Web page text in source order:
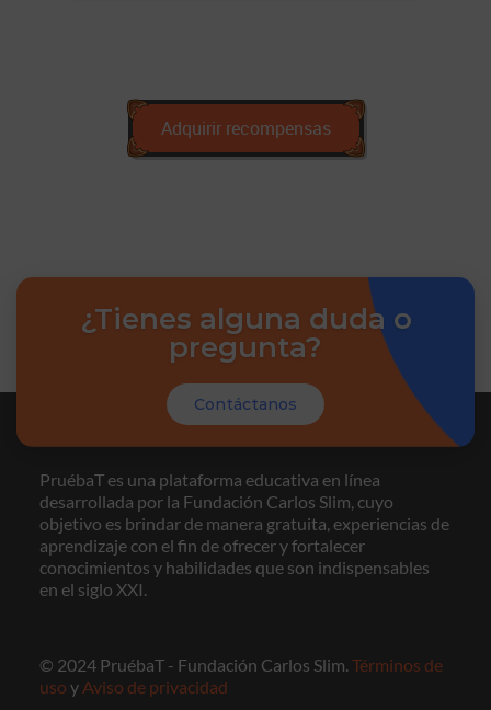
Adquirir recompensas
¿Tienes alguna duda o
pregunta?
Contáctanos
PruébaT es una plataforma educativa en línea
desarrollada por la Fundación Carlos Slim, cuyo
objetivo es brindar de manera gratuita, experiencias de
aprendizaje con el fin de ofrecer y fortalecer
conocimientos y habilidades que son indispensables
en el siglo XXI.
© 2024 PruébaT - Fundación Carlos Slim.Términos de
uso y Aviso de privacidad